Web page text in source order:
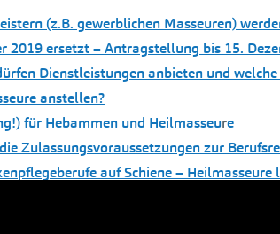
(z.B. gewerblichen Masseuren)
2019 ersetzt – Antragstellung bis 15.
Dienstleistungen anbieten und
anstellen?
für Hebammen und Heilmasseure
Zulassungsvoraussetzungen zur
auf Schiene –